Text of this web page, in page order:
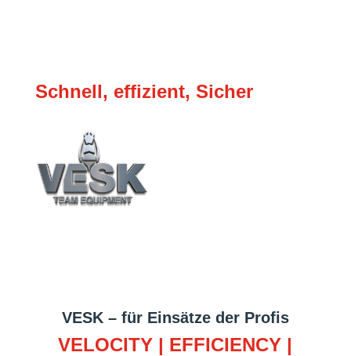
Schnell, effizient, Sicher
VESK – für Einsätze der Profis
VELOCITY | EFFICIENCY |